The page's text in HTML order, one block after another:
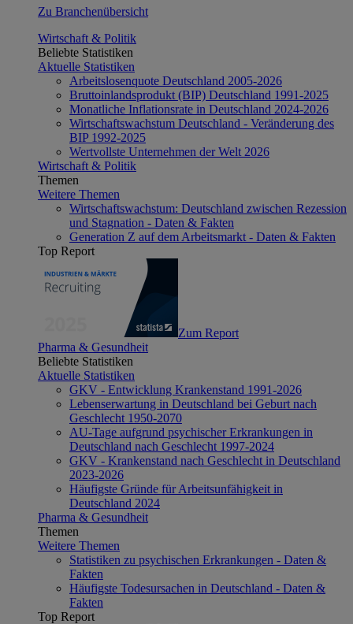
Zu Branchenübersicht
Wirtschaft & Politik
Beliebte Statistiken
Aktuelle Statistiken
Arbeitslosenquote Deutschland 2005-2026
Bruttoinlandsprodukt (BIP) Deutschland 1991-2025
Monatliche Inflationsrate in Deutschland 2024-2026
Wirtschaftswachstum Deutschland - Veränderung des
BIP 1992-2025
Wertvollste Unternehmen der Welt 2026
Wirtschaft & Politik
Themen
Weitere Themen
Wirtschaftswachstum: Deutschland zwischen Rezession
und Stagnation - Daten & Fakten
Generation Z auf dem Arbeitsmarkt - Daten & Fakten
Top Report
Zum Report
Pharma & Gesundheit
Beliebte Statistiken
Aktuelle Statistiken
GKV - Entwicklung Krankenstand 1991-2026
Lebenserwartung in Deutschland bei Geburt nach
Geschlecht 1950-2070
AU-Tage aufgrund psychischer Erkrankungen in
Deutschland nach Geschlecht 1997-2024
GKV - Krankenstand nach Geschlecht in Deutschland
2023-2026
Häufigste Gründe für Arbeitsunfähigkeit in
Deutschland 2024
Pharma & Gesundheit
Themen
Weitere Themen
Statistiken zu psychischen Erkrankungen - Daten &
Fakten
Häufigste Todesursachen in Deutschland - Daten &
Fakten
Top Report